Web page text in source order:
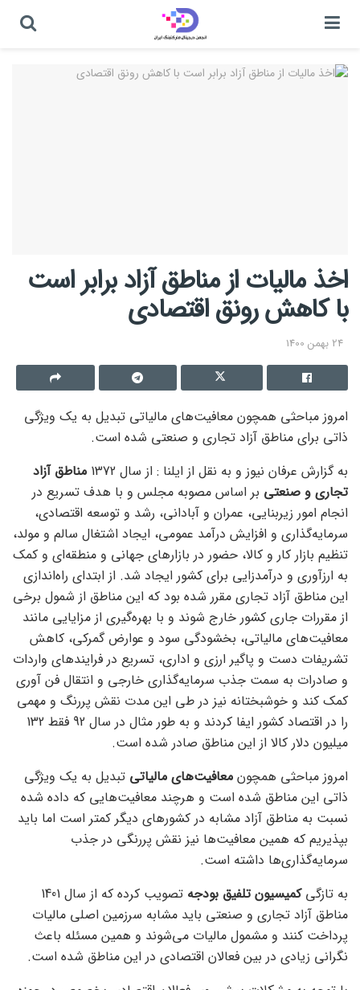
اخذ مالیات از مناطق آزاد برابر است
با کاهش رونق اقتصادی
24 بهمن 1400
امروز مباحثی همچون معافیت‌های مالیاتی تبدیل به یک ویژگی
ذاتی برای مناطق آزاد تجاری و صنعتی شده است.
به گزارش عرفان نیوز و به نقل از ایلنا : از سال 1372
مناطق آزاد
تجاری و صنعتی بر اساس مصوبه مجلس و با هدف تسریع در
انجام امور زیربنایی، عمران و آبادانی، رشد و توسعه اقتصادی،
سرمایه‌گذاری و افزایش درآمد عمومی، ایجاد اشتغال سالم و مولد،
تنظیم بازار کار و کالا، حضور در بازارهای جهانی و منطقه‌ای و کمک
به ارزآوری و درآمدزایی برای کشور ایجاد شد. از ابتدای راه‌اندازی
این مناطق آزاد تجاری مقرر شده بود که این مناطق از شمول برخی
از مقررات جاری کشور خارج شوند و با بهره‌گیری از مزایایی مانند
معافیت‌های مالیاتی، بخشودگی سود و عوارض گمرکی، کاهش
تشریفات دست و پاگیر ارزی و اداری، تسریع در فرایندهای واردات
و صادرات به سمت جذب سرمایه‌گذاری خارجی و انتقال فن آوری
کمک کند و خوشبختانه نیز در طی این مدت نقش پررنگ و مهمی
را در اقتصاد کشور ایفا کردند و به طور مثال در سال 92 فقط 132
میلیون دلار کالا از این مناطق صادر شده است.
امروز مباحثی همچون معافیت‌های مالیاتی تبدیل به یک ویژگی
ذاتی این مناطق شده است و هرچند معافیت‌هایی که داده شده
نسبت به مناطق آزاد مشابه در کشورهای دیگر کمتر است اما باید
بپذیریم که همین معافیت‌ها نیز نقش پررنگی در جذب
سرمایه‌گذاری‌ها داشته است.
به تازگیکمیسیون تلفیق بودجه
تصویب کرده که از سال 1401
مناطق آزاد تجاری و صنعتی باید مشابه سرزمین اصلی مالیات
پرداخت کنند و مشمول مالیات می‌شوند و همین مسئله باعث
نگرانی زیادی در بین فعالان اقتصادی در این مناطق شده است.